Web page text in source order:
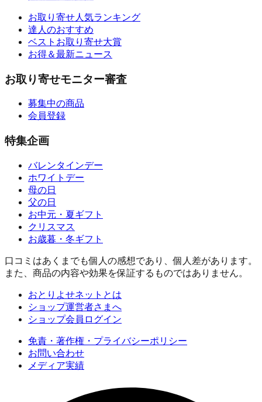
お取り寄せ人気ランキング
達人のおすすめ
ベストお取り寄せ大賞
お得＆最新ニュース
お取り寄せモニター審査
募集中の商品
会員登録
特集企画
バレンタインデー
ホワイトデー
母の日
父の日
お中元・夏ギフト
クリスマス
お歳暮・冬ギフト
口コミはあくまでも個人の感想であり、個人差があります。
また、商品の内容や効果を保証するものではありません。
おとりよせネットとは
ショップ運営者さまへ
ショップ会員ログイン
免責・著作権・プライバシーポリシー
お問い合わせ
メディア実績